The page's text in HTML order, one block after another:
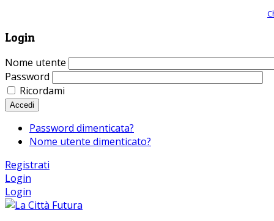
Login
Nome utente
Password
Ricordami
Accedi
Password dimenticata?
Nome utente dimenticato?
Registrati
Login
Login